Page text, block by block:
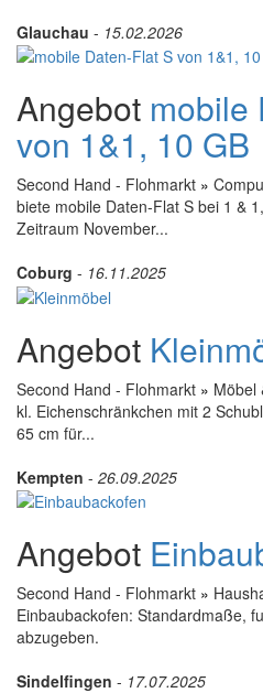
Glauchau - 15.02.2026
Angebot mobile
von 1&1, 10 GB
Second Hand - Flohmarkt »
biete mobile Daten-Flat S bei 1 &
Zeitraum November...
Coburg - 16.11.2025
Angebot
Second Hand - Flohmarkt » Möbel
kl. Eichenschränkchen mit 2
65 cm für...
Kempten - 26.09.2025
Angebot
Second Hand - Flohmarkt »
Einbaubackofen: Standardmaße,
abzugeben.
Sindelfingen - 17.07.2025